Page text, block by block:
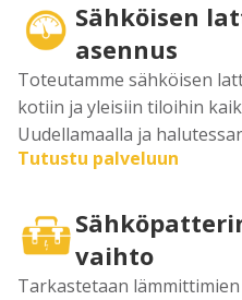
Sähköisen
asennus
Toteutamme sähköisen
kotiin ja yleisiin tiloihin
Uudellamaalla ja
Tutustu palveluun
vaihto
Tarkastetaan